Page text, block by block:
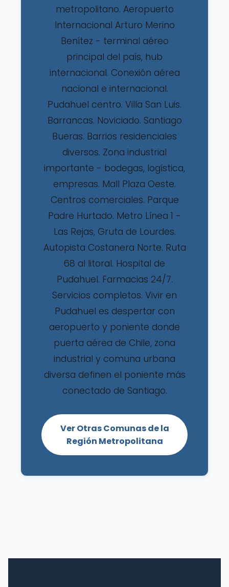
metropolitano. Aeropuerto
Internacional Arturo Merino
Benítez - terminal aéreo
principal del país, hub
internacional. Conexión aérea
nacional e internacional.
Pudahuel centro. Villa San Luis.
Barrancas. Noviciado. Santiago
Bueras. Barrios residenciales
diversos. Zona industrial
importante - bodegas, logística,
empresas. Mall Plaza Oeste.
Centros comerciales. Parque
Padre Hurtado. Metro Línea 1 -
Las Rejas, Gruta de Lourdes.
Autopista Costanera Norte. Ruta
68 al litoral. Hospital de
Pudahuel. Farmacias 24/7.
Servicios completos. Vivir en
Pudahuel es despertar con
aeropuerto y poniente donde
puerta aérea de Chile, zona
industrial y comuna urbana
diversa definen el poniente más
conectado de Santiago.
Ver Otras Comunas de la
Región Metropolitana